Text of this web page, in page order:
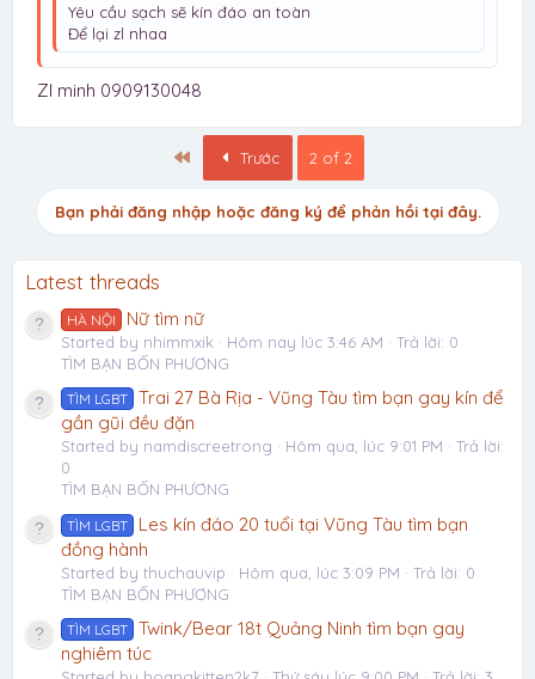
Yêu cầu sạch sẽ kín đáo an toàn
Để lại zl nhaa
Zl minh 0909130048
Trước 2 of 2
Bạn phải đăng nhập hoặc đăng ký để phản hồi tại đây.
Latest threads
HÀ NỘI Nữ tìm nữ
Started by nhimmxik Hôm nay lúc 3:46 AM
Trả lời: 0
TÌM BẠN BỐN PHƯƠNG
TÌM LGBT
Trai 27 Bà Rịa - Vũng Tàu tìm bạn gay kín để
gần gũi đều đặn
Started by namdiscreetrong Hôm qua, lúc 9:01 PM
Trả lời:
0
TÌM BẠN BỐN PHƯƠNG
TÌM LGBT
Les kín đáo 20 tuổi tại Vũng Tàu tìm bạn
đồng hành
Started by thuchauvip Hôm qua, lúc 3:09 PM
Trả lời: 0
TÌM BẠN BỐN PHƯƠNG
TÌM LGBT
Twink/Bear 18t Quảng Ninh tìm bạn gay
nghiêm túc